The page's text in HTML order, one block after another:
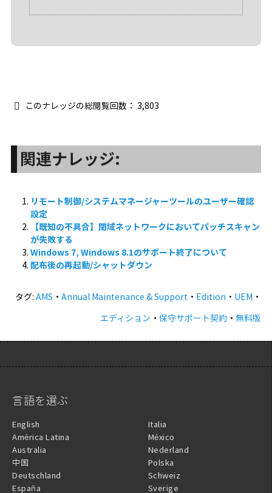
このナレッジの総閲覧回数： 3,803
関連ナレッジ:
リモート制御/システムマネージャーツールのユーザー確認
設定
【既知の不具合】閉域ネットワークにおいてパッチスキャン
が失敗する
Windows 7, Windows 8.1のサポート終了について
配布後の再起動/シャットダウン
タグ:AMS ・Annual Maintenance & Support ・ Edition ・ UEM ・
エディション ・保守サポート契約 ・無料版
言語を選ぶ
English
América Latina
Australia
中国
Deutschland
España
Italia
México
Nederland
Polska
Schweiz
Sverige